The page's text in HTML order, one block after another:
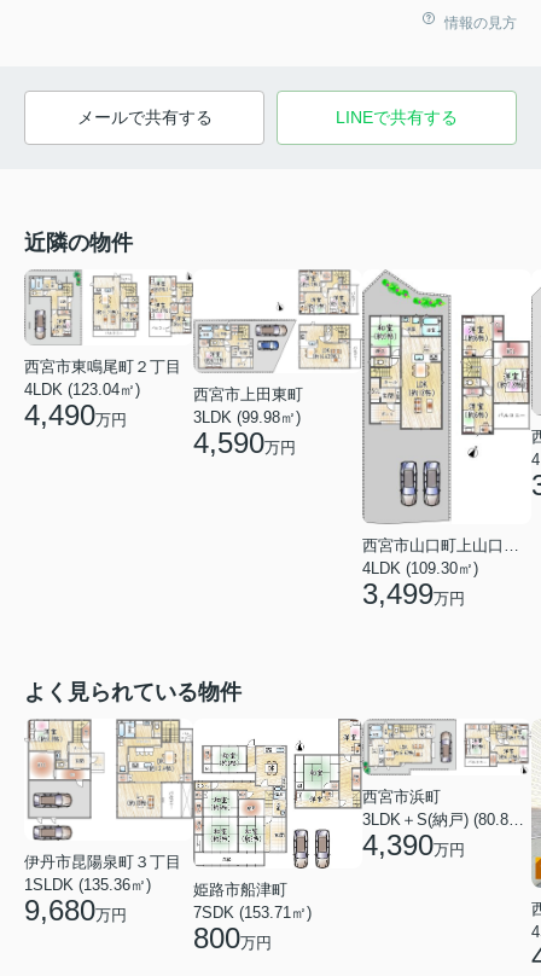
情報の見方
メールで共有する LINEで共有する
近隣の物件
西宮市東鳴尾町２丁目
4LDK (123.04㎡)
4,490万円
西宮市上田東町
3LDK (99.98㎡)
4,590万円
西宮市山口町上山口１丁目
4LDK (109.30㎡)
3,499万円
よく見られている物件
伊丹市昆陽泉町３丁目
1SLDK (135.36㎡)
9,680万円
姫路市船津町
7SDK (153.71㎡)
800万円
西宮市浜町
3LDK＋S(納戸) (80.84㎡)
4,390万円